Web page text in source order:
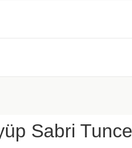
Hydroxypropyl
Panthenol,
Sabri